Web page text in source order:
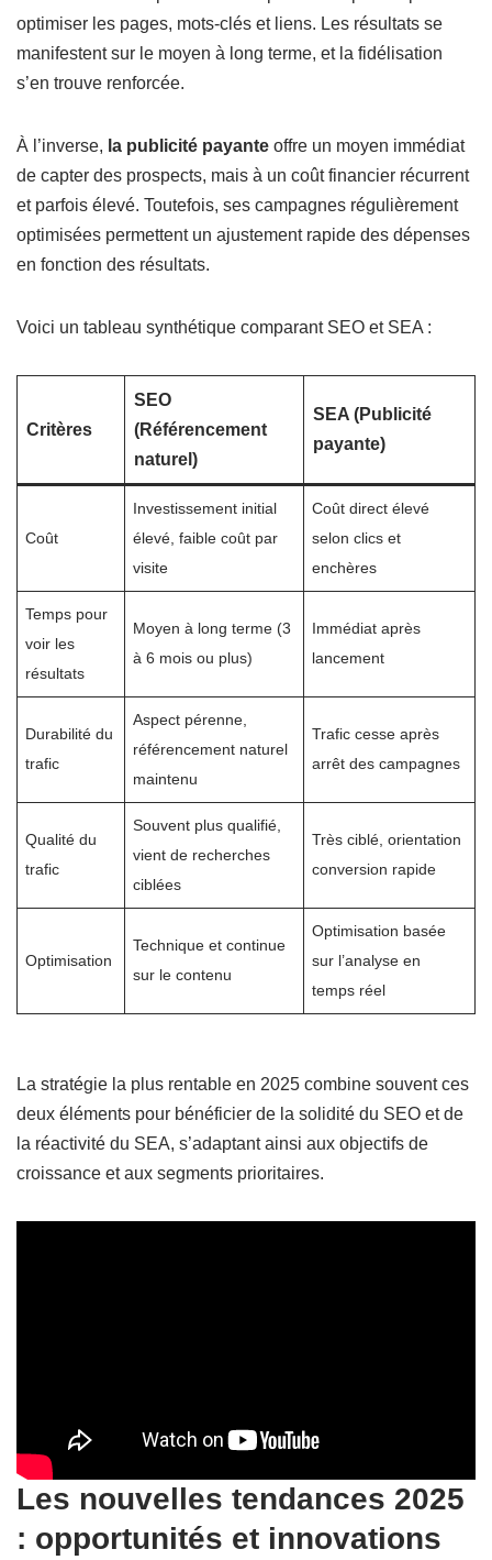
optimiser les pages, mots-clés et liens. Les résultats se
manifestent sur le moyen à long terme, et la fidélisation
s’en trouve renforcée.
À l’inverse, la publicité payante offre un moyen immédiat
de capter des prospects, mais à un coût financier récurrent
et parfois élevé. Toutefois, ses campagnes régulièrement
optimisées permettent un ajustement rapide des dépenses
en fonction des résultats.
Voici un tableau synthétique comparant SEO et SEA :
Critères
SEO
(Référencement
naturel)
SEA (Publicité
payante)
Coût
Investissement initial
élevé, faible coût par
visite
Coût direct élevé
selon clics et
enchères
Temps pour
voir les
résultats
Moyen à long terme (3
à 6 mois ou plus)
Immédiat après
lancement
Durabilité du
trafic
Aspect pérenne,
référencement naturel
maintenu
Trafic cesse après
arrêt des campagnes
Qualité du
trafic
Souvent plus qualifié,
vient de recherches
ciblées
Très ciblé, orientation
conversion rapide
Optimisation
Technique et continue
sur le contenu
Optimisation basée
sur l’analyse en
temps réel
La stratégie la plus rentable en 2025 combine souvent ces
deux éléments pour bénéficier de la solidité du SEO et de
la réactivité du SEA, s’adaptant ainsi aux objectifs de
croissance et aux segments prioritaires.
Les nouvelles tendances 2025
: opportunités et innovations